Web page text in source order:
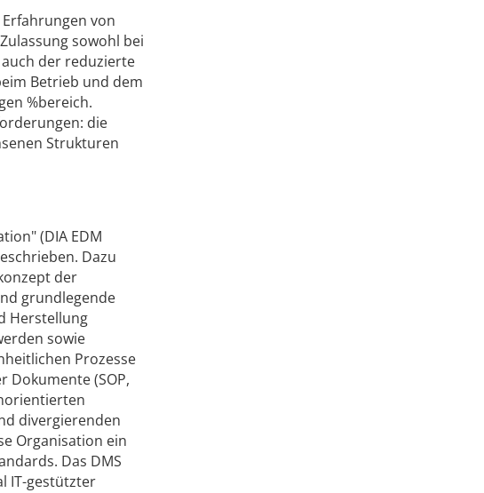
von
sowohl bei
der reduzierte
Betrieb und dem
%bereich.
die
Strukturen
(DIA EDM
Dazu
der
grundlegende
Herstellung
sowie
Prozesse
(SOP,
divergierenden
Organisation ein
Das DMS
IT-gestützter